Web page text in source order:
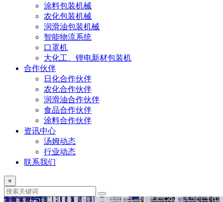
涂料包装机械
农化包装机械
润滑油包装机械
智能物流系统
口罩机
大化工、锂电新材包装机
合作伙伴
日化合作伙伴
农化合作伙伴
润滑油合作伙伴
食品合作伙伴
涂料合作伙伴
资讯中心
汤姆动态
行业动态
联系我们
×